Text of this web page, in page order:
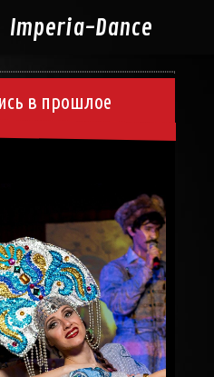
Imperia-Dance
в прошлое